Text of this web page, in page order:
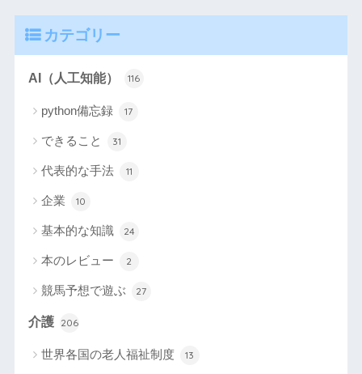
カテゴリー
AI（人工知能） 116
python備忘録 17
できること 31
代表的な手法 11
企業 10
基本的な知識 24
本のレビュー 2
競馬予想で遊ぶ 27
介護 206
世界各国の老人福祉制度 13